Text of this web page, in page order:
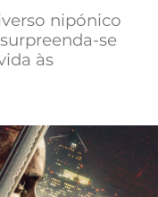
nipónico
se
às